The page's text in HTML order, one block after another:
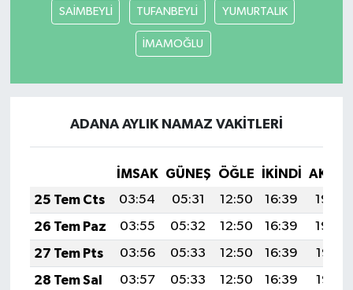
SAİMBEYLİ TUFANBEYLİ YUMURTALIK
İMAMOĞLU
ADANA AYLIK NAMAZ VAKITLERI
İMSAK GÜNEŞ ÖĞLE İKINDI
25 Tem Cts
03:54 05:31 12:50 16:39
19:59
26 Tem Paz
03:55 05:32 12:50 16:39
19:59
27 Tem Pts
03:56 05:33 12:50 16:39
19:58
28 Tem Sal
03:57 05:33 12:50 16:39
19:57